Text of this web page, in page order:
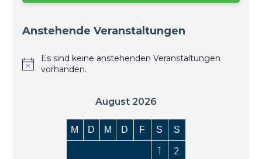
Anstehende Veranstaltungen
Es sind keine anstehenden Veranstaltungen
vorhanden.
August 2026
M D M D F S S
1
2